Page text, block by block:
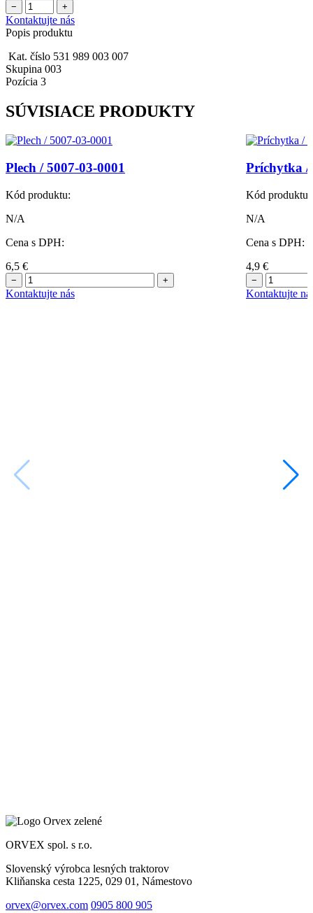
− +
Kontaktujte nás
Popis produktu
Kat. číslo 531 989 003 007
Skupina 003
Pozícia 3
SÚVISIACE PRODUKTY
Plech / 5007-03-0001
Kód produktu:
N/A
Cena s DPH:
6,5 €
− +
Kontaktujte nás
Príchytka /
Kód produktu:
N/A
Cena s DPH:
4,9 €
−
Kontaktujte
ORVEX spol. s r.o.
Slovenský výrobca lesných traktorov
Kliňanska cesta 1225, 029 01, Námestovo
orvex@orvex.com 0905 800 905